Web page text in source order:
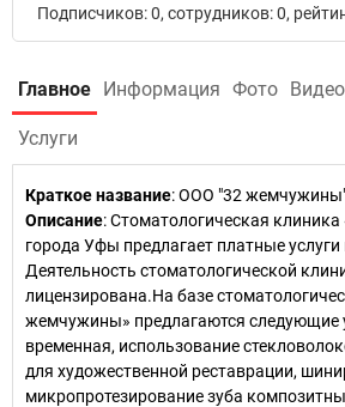
Подписчиков: 0, сотрудников: 0,
Главное Информация Фото Видео
Услуги
Краткое название:ООО "32
Описание: Стоматологическая
города Уфы предлагает платные
Деятельность стоматологической
лицензирована.На базе
жемчужины» предлагаются следующие
временная, использование
для художественной реставрации,
микропротезирование зуба